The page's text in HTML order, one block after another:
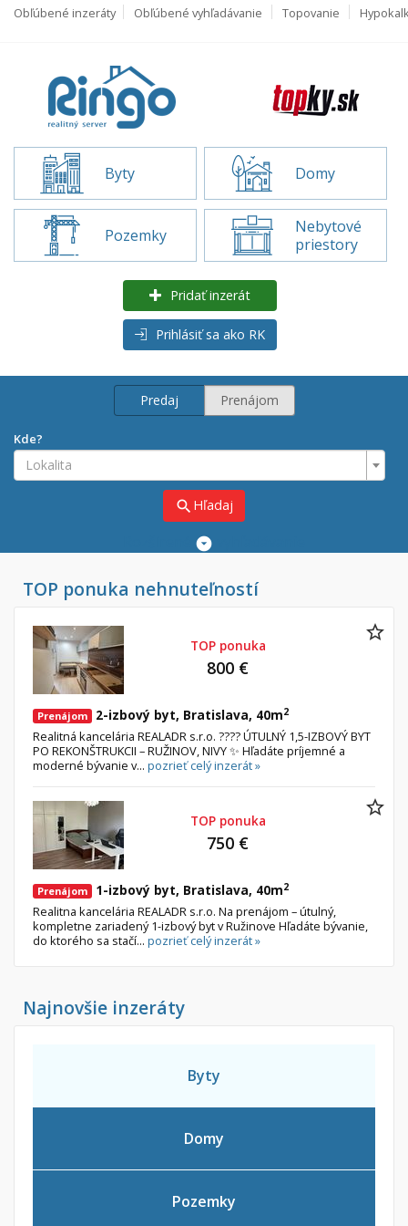
Obľúbené inzeráty Obľúbené vyhľadávanie Topovanie
Byty Domy
Pozemky
Nebytové
priestory
Pridať inzerát
Prihlásiť sa ako RK
Predaj Prenájom
Kde?
Lokalita
search Hľadaj
Predaj
Cena
Lokalita
Byt
Garsónky
Dvojgarsónky
1-izbové
2-izbové
Dom
Chalupa
Poľnohospodárske pozemky
Záhrada
Iný poľnohospodársky pozemok
TOP ponuka nehnuteľností
Prenájom 2-izbový byt, Bratislava, 40m2
Realitná kancelária REALADR s.r.o. ???? ÚTULNÝ 1,5-IZBOVÝ BYT
PO REKONŠTRUKCII – RUŽINOV, NIVY ✨ Hľadáte príjemné a
moderné bývanie v... pozrieť celý inzerát »
TOP ponuka
800 €
Prenájom 1-izbový byt, Bratislava, 40m2
Realitna kancelária REALADR s.r.o. Na prenájom – útulný,
kompletne zariadený 1-izbový byt v Ružinove Hľadáte bývanie,
do ktorého sa stačí... pozrieť celý inzerát »
TOP ponuka
750 €
Najnovšie inzeráty
Byty
Domy
Pozemky